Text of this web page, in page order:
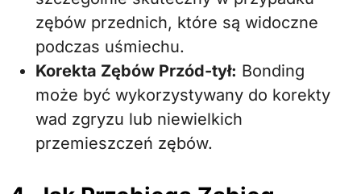
zębów przednich, które są widoczne
podczas uśmiechu.
Korekta Zębów Przód-tył: Bonding
może być wykorzystywany do korekty
wad zgryzu lub niewielkich
przemieszczeń zębów.